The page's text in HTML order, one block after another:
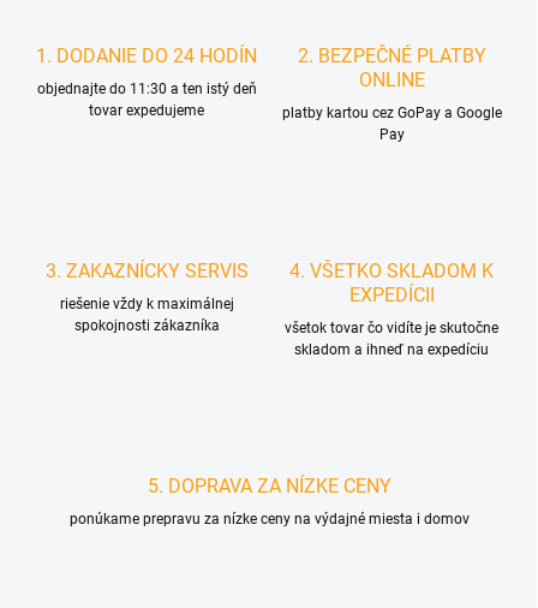
1. DODANIE DO 24 HODÍN
objednajte do 11:30 a ten istý deň
tovar expedujeme
2. BEZPEČNÉ PLATBY
ONLINE
platby kartou cez GoPay a Google
Pay
3. ZAKAZNÍCKY SERVIS
riešenie vždy k maximálnej
spokojnosti zákazníka
4. VŠETKO SKLADOM K
EXPEDÍCII
všetok tovar čo vidíte je skutočne
skladom a ihneď na expedíciu
5. DOPRAVA ZA NÍZKE CENY
ponúkame prepravu za nízke ceny na výdajné miesta i domov